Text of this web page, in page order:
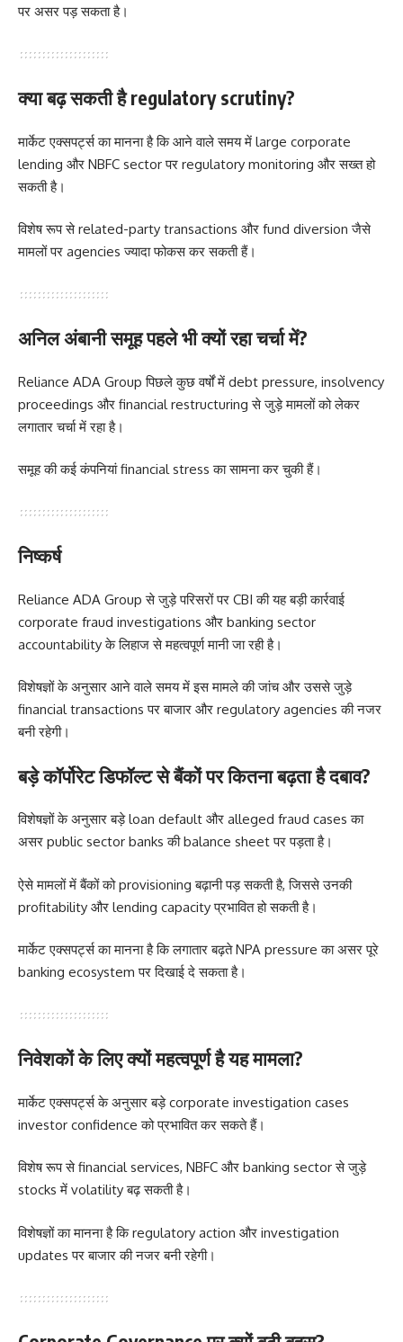
पर असर पड़ सकता है।
क्या बढ़ सकती है regulatory scrutiny?
मार्केट एक्सपर्ट्स का मानना है कि आने वाले समय में large corporate
lending और NBFC sector पर regulatory monitoring और सख्त हो
सकती है।
विशेष रूप से related-party transactions और fund diversion जैसे
मामलों पर agencies ज्यादा फोकस कर सकती हैं।
अनिल अंबानी समूह पहले भी क्यों रहा चर्चा में?
Reliance ADA Group पिछले कुछ वर्षों में debt pressure, insolvency
proceedings और financial restructuring से जुड़े मामलों को लेकर
लगातार चर्चा में रहा है।
समूह की कई कंपनियां financial stress का सामना कर चुकी हैं।
निष्कर्ष
Reliance ADA Group से जुड़े परिसरों पर CBI की यह बड़ी कार्रवाई
corporate fraud investigations और banking sector
accountability के लिहाज से महत्वपूर्ण मानी जा रही है।
विशेषज्ञों के अनुसार आने वाले समय में इस मामले की जांच और उससे जुड़े
financial transactions पर बाजार और regulatory agencies की नजर
बनी रहेगी।
बड़े कॉर्पोरेट डिफॉल्ट से बैंकों पर कितना बढ़ता है दबाव?
विशेषज्ञों के अनुसार बड़े loan default और alleged fraud cases का
असर public sector banks की balance sheet पर पड़ता है।
ऐसे मामलों में बैंकों को provisioning बढ़ानी पड़ सकती है, जिससे उनकी
profitability और lending capacity प्रभावित हो सकती है।
मार्केट एक्सपर्ट्स का मानना है कि लगातार बढ़ते NPA pressure का असर पूरे
banking ecosystem पर दिखाई दे सकता है।
निवेशकों के लिए क्यों महत्वपूर्ण है यह मामला?
मार्केट एक्सपर्ट्स के अनुसार बड़े corporate investigation cases
investor confidence को प्रभावित कर सकते हैं।
विशेष रूप से financial services, NBFC और banking sector से जुड़े
stocks में volatility बढ़ सकती है।
विशेषज्ञों का मानना है कि regulatory action और investigation
updates पर बाजार की नजर बनी रहेगी।